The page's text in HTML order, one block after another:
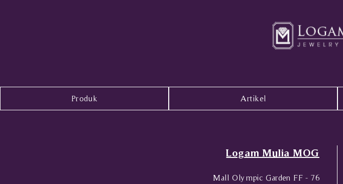
Produk Artikel
Logam Mulia MOG
Mall Olympic Garden FF - 76